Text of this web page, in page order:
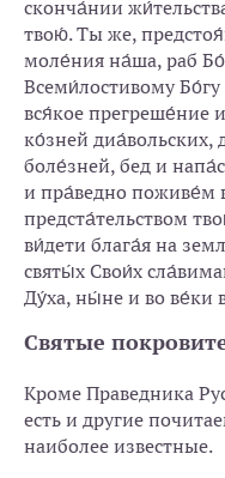
сконча́нии
твою́. Ты же,
моле́ния на́ша, раб
Всеми́лостивому
вся́кое прегреше́ние
ко́зней диа́вольских,
боле́зней, бед и
и пра́ведно поживе́м
предста́тельством
ви́дети блага́я на
святы́х Свои́х
Ду́ха, ны́не и во ве́ки
Святые
Кроме Праведника
есть и другие
наиболее известные.